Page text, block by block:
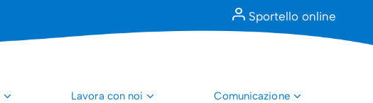
Sportello online
Lavora con noi Comunicazione